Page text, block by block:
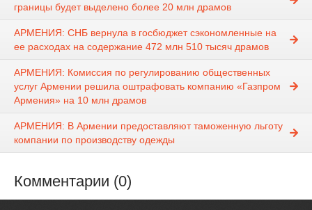
границы будет выделено более 20 млн драмов
АРМЕНИЯ: СНБ вернула в госбюджет сэкономленные на
ее расходах на содержание 472 млн 510 тысяч драмов
АРМЕНИЯ: Комиссия по регулированию общественных
услуг Армении решила оштрафовать компанию «Газпром
Армения» на 10 млн драмов
АРМЕНИЯ: В Армении предоставляют таможенную льготу
компании по производству одежды
Комментарии (0)